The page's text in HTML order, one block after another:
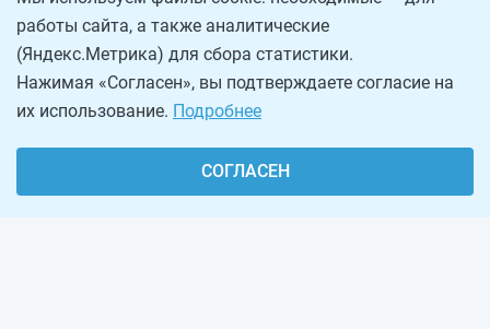
работы сайта, а также аналитические
(Яндекс.Метрика) для сбора статистики.
Нажимая «Согласен», вы подтверждаете согласие на
их использование. Подробнее
СОГЛАСЕН